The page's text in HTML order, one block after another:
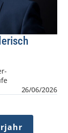
26/06/2026